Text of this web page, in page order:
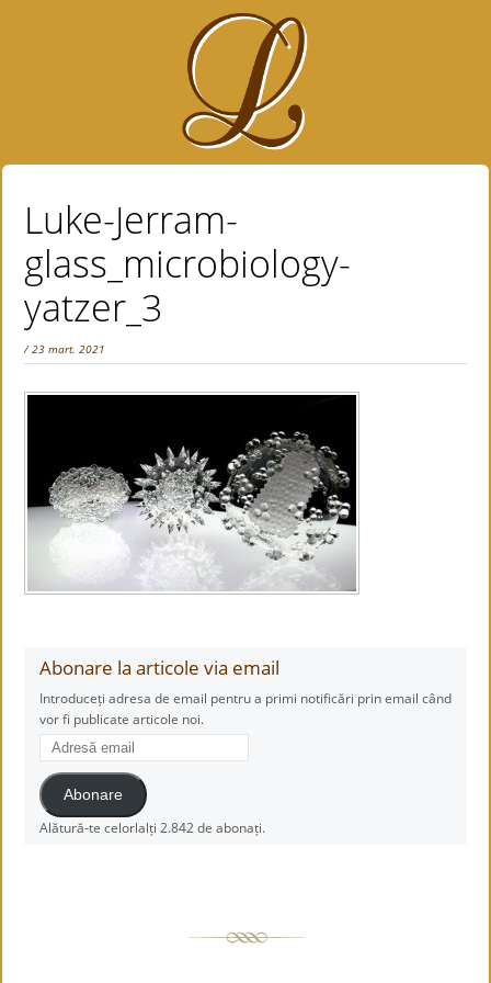
Luke-Jerram-
glass_microbiology-
yatzer_3
/ 23 mart. 2021
Abonare la articole via email
Introduceți adresa de email pentru a primi notificări prin email când
vor fi publicate articole noi.
Adresă
email
Abonare
Alătură-te celorlalți 2.842 de abonați.